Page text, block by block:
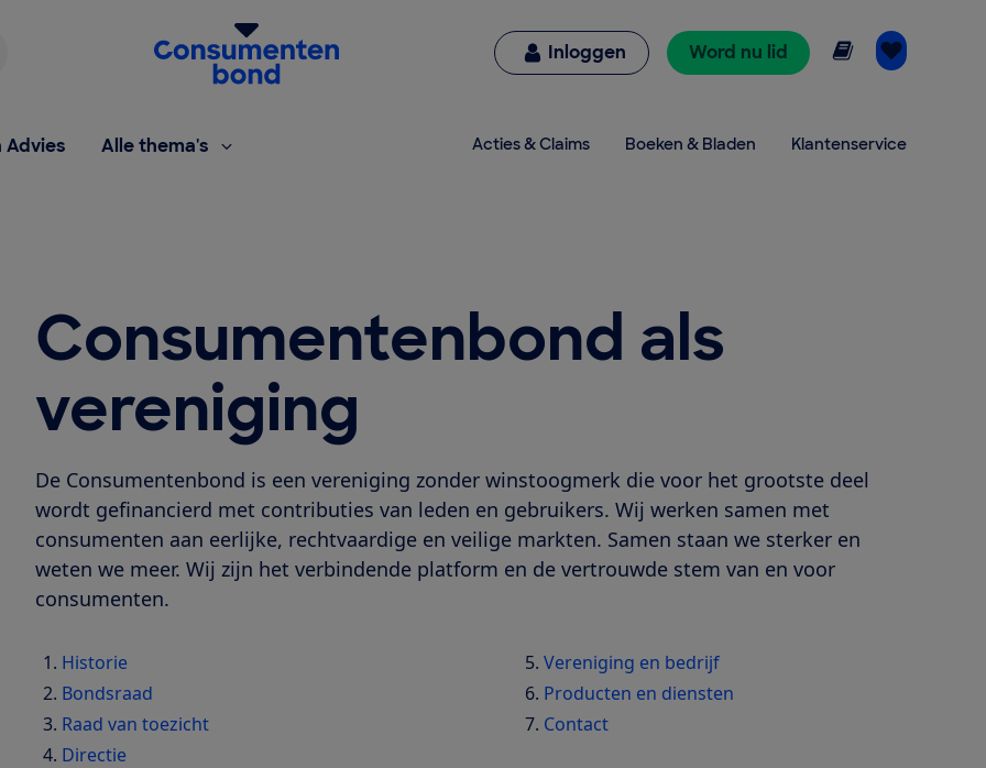
Homepage van de Consumentenbond
Inloggen Word nu lid Online lezen
Advies Alle thema's Acties & Claims Boeken & Bladen Klantenservice
Consumentenbond als
vereniging
De Consumentenbond is een vereniging zonder winstoogmerk die voor het grootste deel
wordt gefinancierd met contributies van leden en gebruikers. Wij werken samen met
consumenten aan eerlijke, rechtvaardige en veilige markten. Samen staan we sterker en
weten we meer. Wij zijn het verbindende platform en de vertrouwde stem van en voor
consumenten.
Historie
Bondsraad
Raad van toezicht
Directie
Vereniging en bedrijf
Producten en diensten
Contact